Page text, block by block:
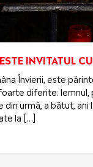
INVITATUL
Învierii, este
diferite: lemnul,
din urmă, a bătut,
la […]